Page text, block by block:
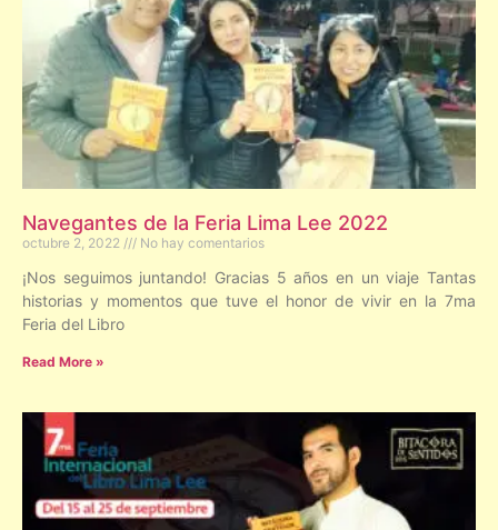
Navegantes de la Feria Lima Lee 2022
octubre 2, 2022 No hay comentarios
¡Nos seguimos juntando! Gracias 5 años en un viaje Tantas
historias y momentos que tuve el honor de vivir en la 7ma
Feria del Libro
Read More »